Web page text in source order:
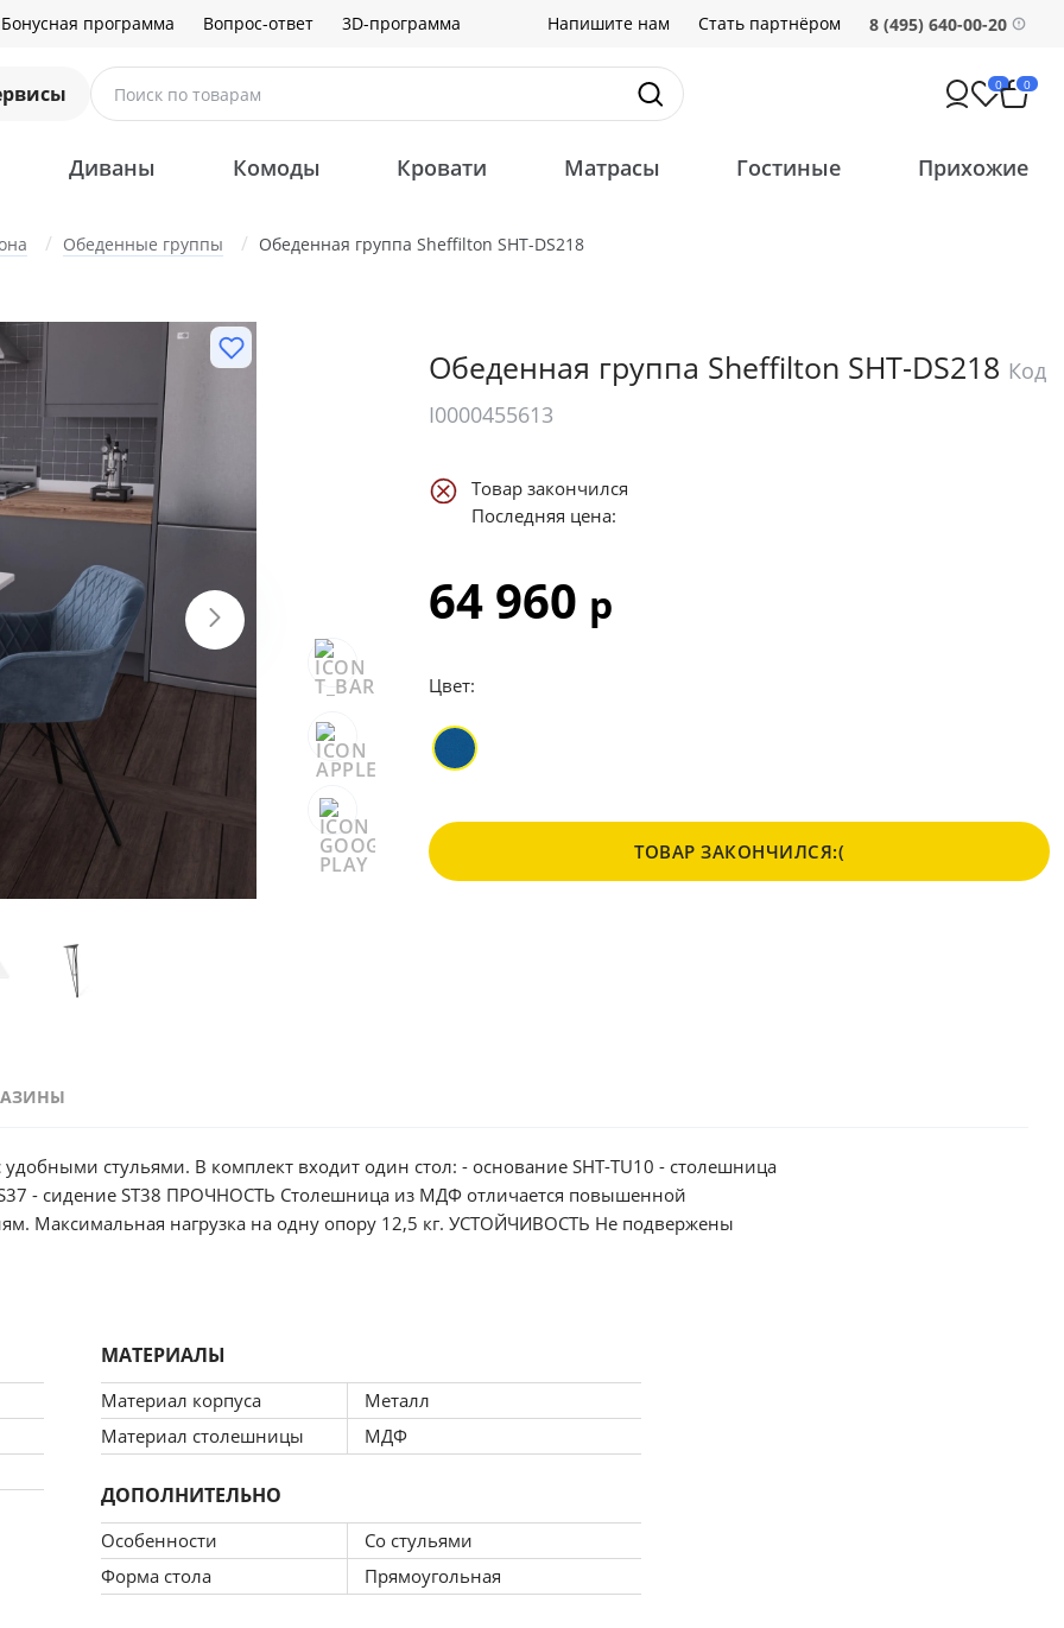
Бонусная программа Вопрос-ответ 3D-программа Напишите нам Стать партнёром 8 (495) 640-00-20
Поиск по товарам 0 0
Диваны Комоды Кровати Матрасы Гостиные Прихожие
Обеденные группы Обеденная группа Sheffilton SHT-DS218
Обеденная группа Sheffilton SHT-DS218 Код
I0000455613
Товар закончился
Последняя цена:
64 960 р
Цвет:
ТОВАР ЗАКОНЧИЛСЯ:(
стульями. В комплект входит один стол: - основание SHT-TU10 - столешница
МДФ отличается повышенной
на одну опору 12,5 кг. УСТОЙЧИВОСТЬ Не подвержены
ЭКОЛОГИЧЕСКАЯ ЧИСТОТА Материал не
на улице под открытым небом, что подвергается прямому воздействию
лучей (открытое окно, балкон, веранда и т.д.) СТИЛЬНЫЙ ДИЗАЙН
Благодаря натуральному цвету микровелюра – готовое кресло способно
изысканно смотрится при любом варианте освещения: и естественном, и
устойчивой к механическому воздействию. Максимальная статическая
МАТЕРИАЛЫ
Материал корпуса
Металл
Материал столешницы
МДФ
ДОПОЛНИТЕЛЬНО
Особенности
Со стульями
Форма стола
Прямоугольная